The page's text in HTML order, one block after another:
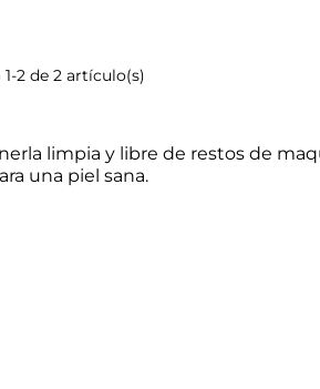
2 de 2 artículo(s)
limpia y libre de restos de
una piel sana.